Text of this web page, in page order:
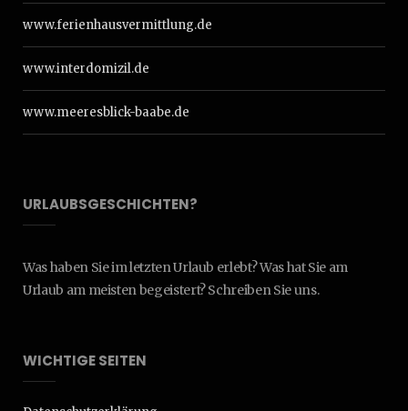
www.ferienhausvermittlung.de
www.interdomizil.de
www.meeresblick-baabe.de
URLAUBSGESCHICHTEN?
Was haben Sie im letzten Urlaub erlebt? Was hat Sie am
Urlaub am meisten begeistert? Schreiben Sie uns.
WICHTIGE SEITEN